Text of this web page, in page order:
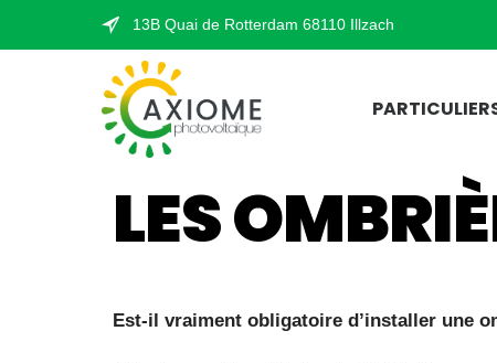
13B Quai de Rotterdam 68110 Illzach
LES
Est-il vraiment obligatoire d’installer une